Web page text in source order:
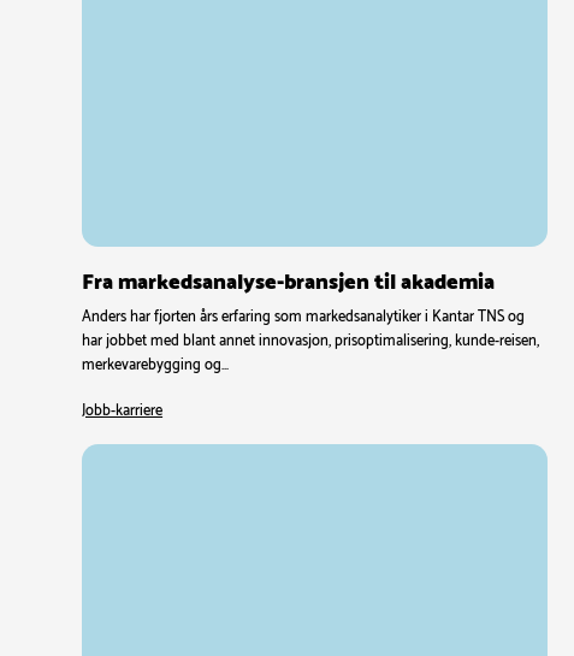
Fra markedsanalyse-bransjen til akademia
Anders har fjorten års erfaring som markedsanalytiker i Kantar TNS og
har jobbet med blant annet innovasjon, prisoptimalisering, kunde-reisen,
merkevarebygging og…
Jobb-karriere